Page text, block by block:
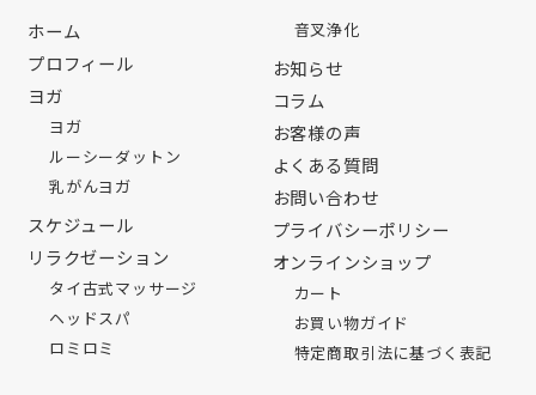
ホーム
プロフィール
ヨガ
ヨガ
ルーシーダットン
乳がんヨガ
スケジュール
リラクゼーション
タイ古式マッサージ
ヘッドスパ
ロミロミ
音叉浄化
お知らせ
コラム
お客様の声
よくある質問
お問い合わせ
プライバシーポリシー
オンラインショップ
カート
お買い物ガイド
特定商取引法に基づく表記